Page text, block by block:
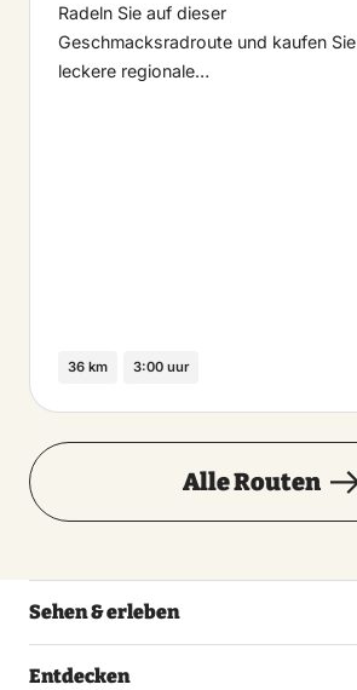
Radeln Sie auf dieser
Geschmacksradroute und kaufen Sie
leckere regionale…
36 km 3:00 uur
Alle Routen
Sehen & erleben
Entdecken